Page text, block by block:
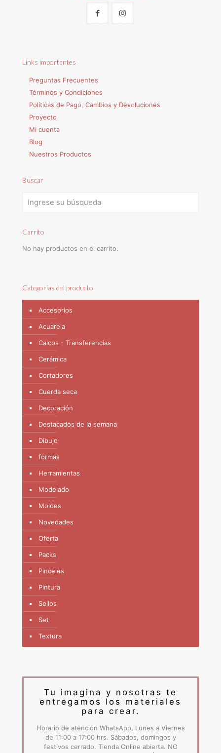
Links importantes
Preguntas Frecuentes
Términos y Condiciones
Políticas de Pago, Cambios y Devoluciones
Proyecto
Mi cuenta
Blog
Nuestros Productos
Buscar
Carrito
No hay productos en el carrito.
Categorías del producto
Accesorios
Acuarela
Calcos - Transferencias
Cerámica
Cortadores
Cuerda seca
Decoración
Destacados de la semana
Dibujo
formas
Herramientas
Modelado
Moldes
Novedades
Oferta
Packs
Pinceles
Pintura
Sellos
Set
Textura
Tu imagina y nosotras te
entregamos los materiales
para crear.
Horario de atención WhatsApp, Lunes a Viernes
de 11:00 a 17:00 hrs. Sábados, domingos y
festivos cerrado. Tienda Online abierta. NO